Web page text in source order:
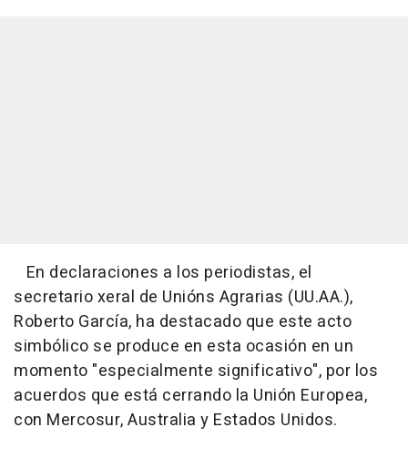
En declaraciones a los periodistas, el
secretario xeral de Unións Agrarias (UU.AA.),
Roberto García, ha destacado que este acto
simbólico se produce en esta ocasión en un
momento "especialmente significativo", por los
acuerdos que está cerrando la Unión Europea,
con Mercosur, Australia y Estados Unidos.